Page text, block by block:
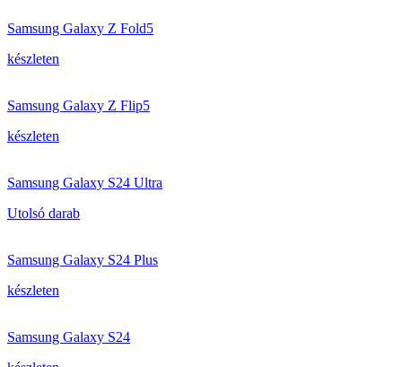
Samsung Galaxy Z Fold5
készleten
Samsung Galaxy Z Flip5
készleten
Samsung Galaxy S24 Ultra
Utolsó darab
Samsung Galaxy S24 Plus
készleten
Samsung Galaxy S24